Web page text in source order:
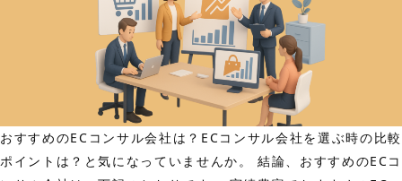
おすすめのECコンサル会社は？ECコンサル会社を選ぶ時の比較
ポイントは？と気になっていませんか。 結論、おすすめのECコ